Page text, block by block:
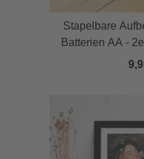
Stapelbare
Batterien AA -